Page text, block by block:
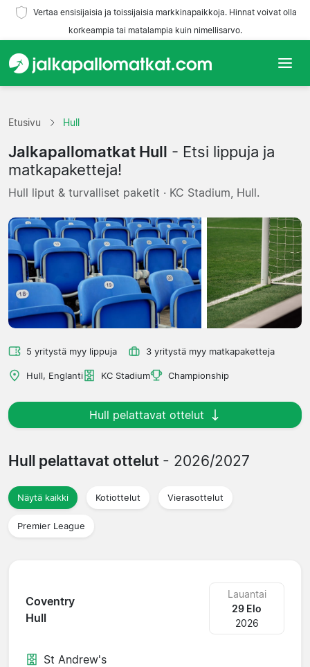
Vertaa ensisijaisia ja toissijaisia markkinapaikkoja. Hinnat voivat olla
korkeampia tai matalampia kuin nimellisarvo.
Joukkueet
Liigat
Matkatoimistoja
Etusivu Hull
Jalkapallomatkat Hull - Etsi lippuja ja
matkapaketteja!
Hull liput & turvalliset paketit · KC Stadium, Hull.
5 yritystä myy lippuja 3 yritystä myy matkapaketteja
Hull, Englanti KC Stadium Championship
Hull pelattavat ottelut
Hull pelattavat ottelut - 2026/2027
Näytä kaikki Kotiottelut Vierasottelut
Premier League
Coventry
Hull
Lauantai
29 Elo
2026
St Andrew's